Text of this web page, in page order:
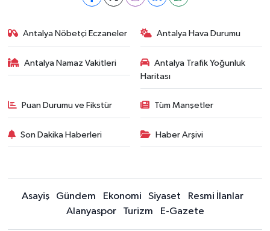
Antalya Nöbetçi Eczaneler Antalya Hava Durumu
Antalya Namaz Vakitleri
Antalya Trafik Yoğunluk
Haritası
Puan Durumu ve Fikstür Tüm Manşetler
Son Dakika Haberleri Haber Arşivi
Asayiş Gündem Ekonomi Siyaset
Resmi İlanlar
Alanyaspor
Turizm E-Gazete